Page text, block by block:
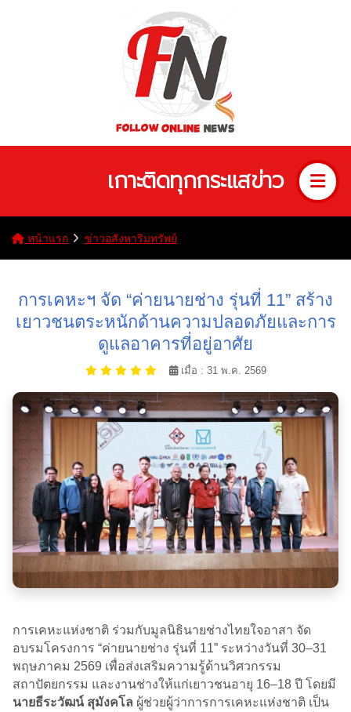
เกาะติดทุกกระแสข่าว
หน้าแรก ข่าวอสังหาริมทรัพย์
การเคหะฯ จัด “ค่ายนายช่าง รุ่นที่ 11” สร้าง
เยาวชนตระหนักด้านความปลอดภัยและการ
ดูแลอาคารที่อยู่อาศัย
เมื่อ : 31 พ.ค. 2569
การเคหะแห่งชาติ ร่วมกับมูลนิธินายช่างไทยใจอาสา จัด
อบรมโครงการ “ค่ายนายช่าง รุ่นที่ 11” ระหว่างวันที่ 30–31
พฤษภาคม 2569 เพื่อส่งเสริมความรู้ด้านวิศวกรรม
สถาปัตยกรรม และงานช่างให้แก่เยาวชนอายุ 16–18 ปี โดยมี
นายธีระวัฒน์ สุมังคโล ผู้ช่วยผู้ว่าการการเคหะแห่งชาติ เป็น